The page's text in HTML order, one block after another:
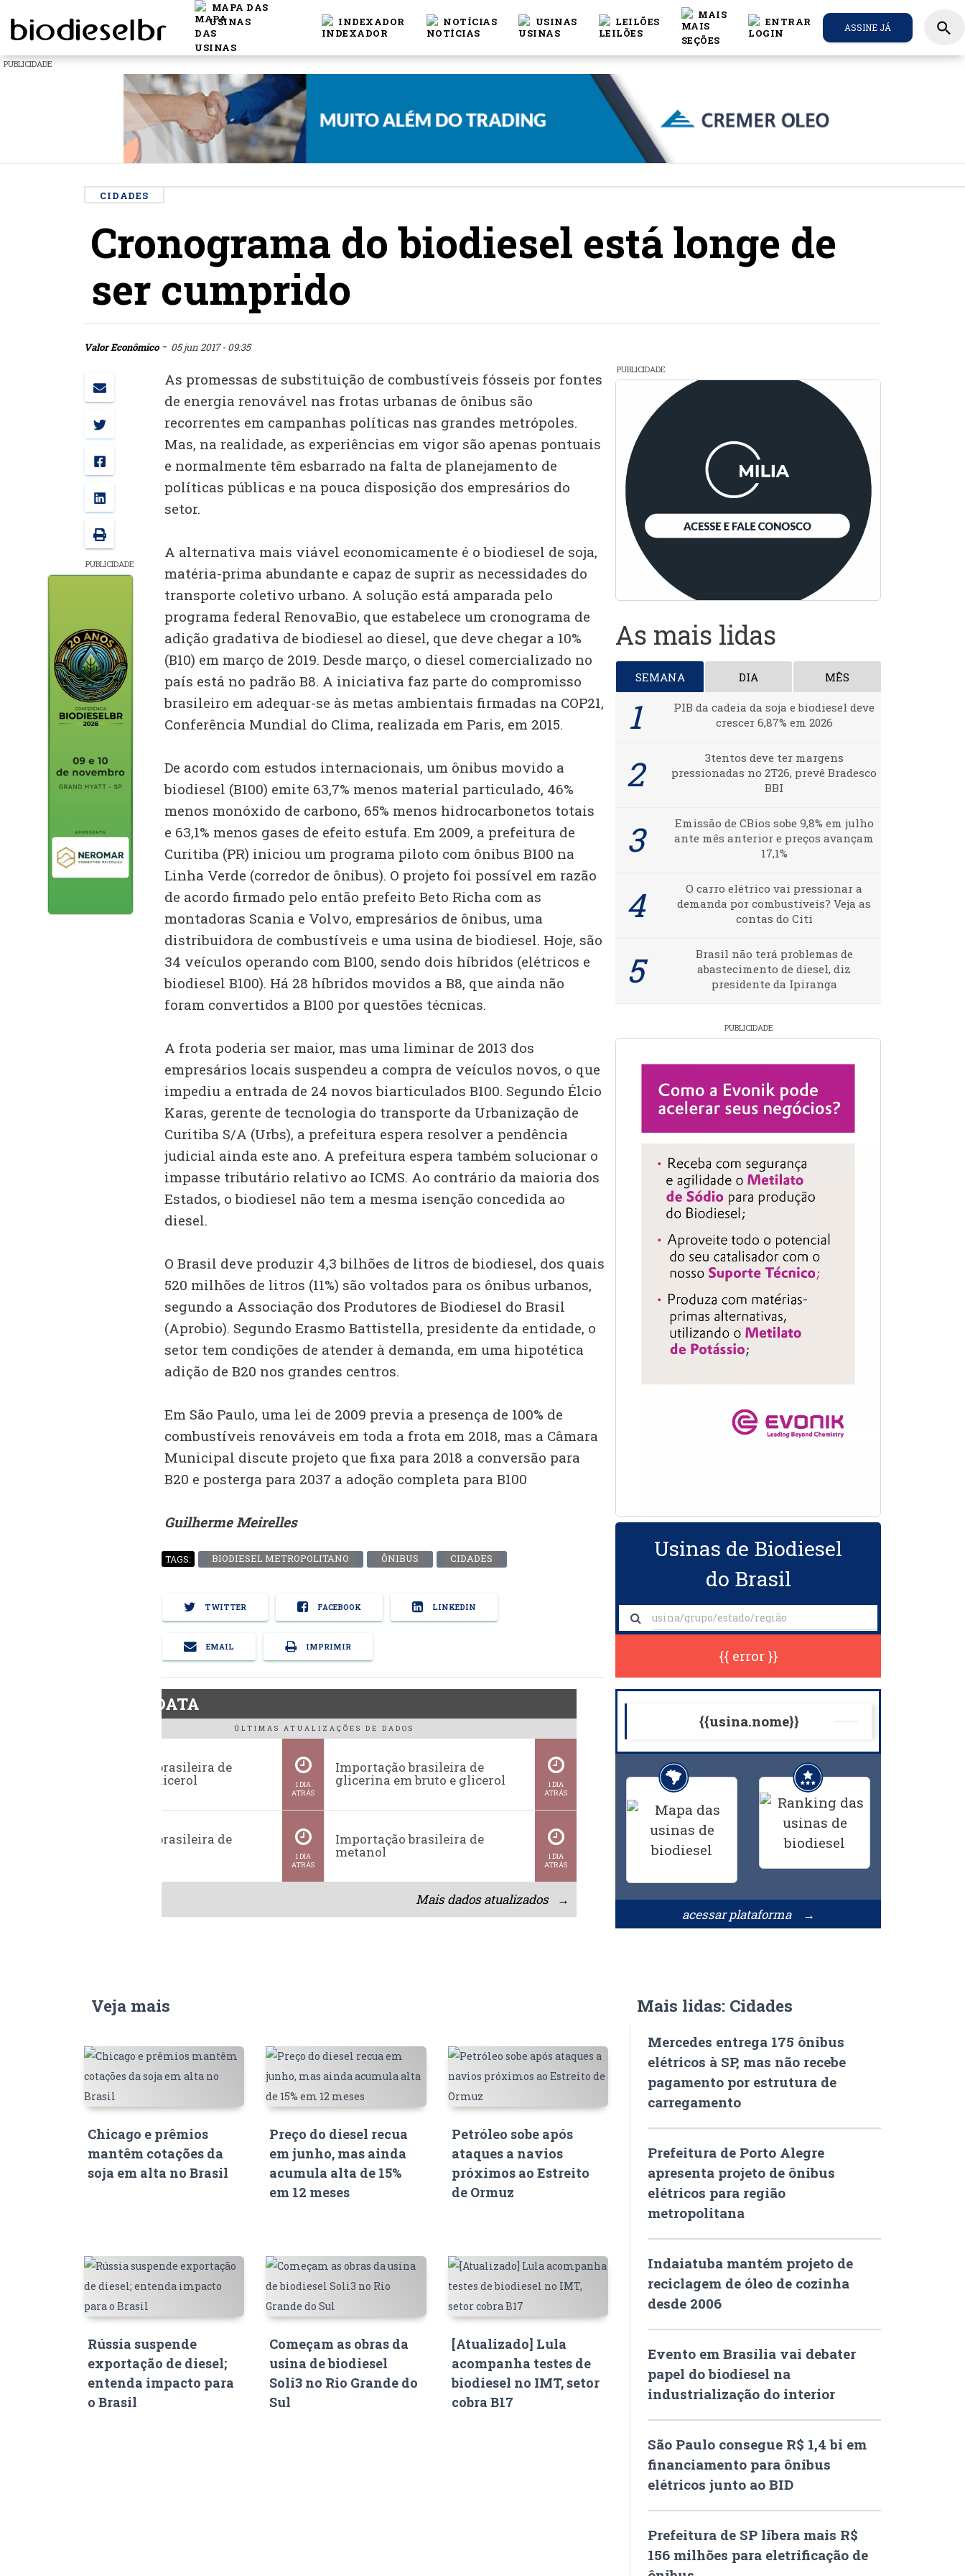
MAPA DAS
USINAS
INDEXADOR NOTÍCIAS USINAS LEILÕES
MAIS
ENTRAR ASSINE JÁ search
PUBLICIDADE
CIDADES
Cronograma do biodiesel está longe de
ser cumprido
Valor Econômico- 05 jun 2017 - 09:35
PUBLICIDADE
As promessas de substituição de combustíveis fósseis por fontes
de energia renovável nas frotas urbanas de ônibus são
recorrentes em campanhas políticas nas grandes metrópoles.
Mas, na realidade, as experiências em vigor são apenas pontuais
e normalmente têm esbarrado na falta de planejamento de
políticas públicas e na pouca disposição dos empresários do
setor.
A alternativa mais viável economicamente é o biodiesel de soja,
matéria-prima abundante e capaz de suprir as necessidades do
transporte coletivo urbano. A solução está amparada pelo
programa federal RenovaBio, que estabelece um cronograma de
adição gradativa de biodiesel ao diesel, que deve chegar a 10%
(B10) em março de 2019. Desde março, o diesel comercializado no
país está no padrão B8. A iniciativa faz parte do compromisso
brasileiro em adequar-se às metas ambientais firmadas na COP21,
Conferência Mundial do Clima, realizada em Paris, em 2015.
De acordo com estudos internacionais, um ônibus movido a
biodiesel (B100) emite 63,7% menos material particulado, 46%
menos monóxido de carbono, 65% menos hidrocarbonetos totais
e 63,1% menos gases de efeito estufa. Em 2009, a prefeitura de
Curitiba (PR) iniciou um programa piloto com ônibus B100 na
Linha Verde (corredor de ônibus). O projeto foi possível em razão
de acordo firmado pelo então prefeito Beto Richa com as
montadoras Scania e Volvo, empresários de ônibus, uma
distribuidora de combustíveis e uma usina de biodiesel. Hoje, são
34 veículos operando com B100, sendo dois híbridos (elétricos e
biodiesel B100). Há 28 híbridos movidos a B8, que ainda não
foram convertidos a B100 por questões técnicas.
A frota poderia ser maior, mas uma liminar de 2013 dos
empresários locais suspendeu a compra de veículos novos, o que
impediu a entrada de 24 novos biarticulados B100. Segundo Élcio
Karas, gerente de tecnologia do transporte da Urbanização de
Curitiba S/A (Urbs), a prefeitura espera resolver a pendência
judicial ainda este ano. A prefeitura espera também solucionar o
impasse tributário relativo ao ICMS. Ao contrário da maioria dos
Estados, o biodiesel não tem a mesma isenção concedida ao
diesel.
O Brasil deve produzir 4,3 bilhões de litros de biodiesel, dos quais
520 milhões de litros (11%) são voltados para os ônibus urbanos,
segundo a Associação dos Produtores de Biodiesel do Brasil
(Aprobio). Segundo Erasmo Battistella, presidente da entidade, o
setor tem condições de atender à demanda, em uma hipotética
adição de B20 nos grandes centros.
Em São Paulo, uma lei de 2009 previa a presença de 100% de
combustíveis renováveis em toda a frota em 2018, mas a Câmara
Municipal discute projeto que fixa para 2018 a conversão para
B20 e posterga para 2037 a adoção completa para B100
Guilherme Meirelles
TAGS: BIODIESEL METROPOLITANO ÔNIBUS CIDADES
TWITTER FACEBOOK LINKEDIN
EMAIL IMPRIMIR
BiodieselDATA
ÚLTIMAS ATUALIZAÇÕES DE DADOS
Exportação brasileira de
glicerina e glicerol
1 DIA
ATRÁS
Importação brasileira de
glicerina em bruto e glicerol
1 DIA
ATRÁS
Exportação brasileira de
1 DIA
ATRÁS
Importação brasileira de
metanol
1 DIA
ATRÁS
Mais dados atualizados →
PUBLICIDADE
As mais lidas
SEMANA DIA MÊS
PIB da cadeia da soja e biodiesel deve
crescer 6,87% em 2026
3tentos deve ter margens
pressionadas no 2T26, prevê Bradesco
BBI
Emissão de CBios sobe 9,8% em julho
ante mês anterior e preços avançam
17,1%
O carro elétrico vai pressionar a
demanda por combustíveis? Veja as
contas do Citi
Brasil não terá problemas de
abastecimento de diesel, diz
presidente da Ipiranga
PUBLICIDADE
Usinas de Biodiesel
do Brasil
{{ error }}
{{usina.nome}}
acessar plataforma →
Veja mais
Chicago e prêmios
mantêm cotações da
soja em alta no Brasil
Preço do diesel recua
em junho, mas ainda
acumula alta de 15%
em 12 meses
Petróleo sobe após
ataques a navios
próximos ao Estreito
de Ormuz
Rússia suspende
exportação de diesel;
entenda impacto para
o Brasil
Começam as obras da
usina de biodiesel
Soli3 no Rio Grande do
Sul
[Atualizado] Lula
acompanha testes de
biodiesel no IMT, setor
cobra B17
Mais lidas: Cidades
Mercedes entrega 175 ônibus
elétricos à SP, mas não recebe
pagamento por estrutura de
carregamento
Prefeitura de Porto Alegre
apresenta projeto de ônibus
elétricos para região
metropolitana
Indaiatuba mantém projeto de
reciclagem de óleo de cozinha
desde 2006
Evento em Brasília vai debater
papel do biodiesel na
industrialização do interior
São Paulo consegue R$ 1,4 bi em
financiamento para ônibus
elétricos junto ao BID
Prefeitura de SP libera mais R$
156 milhões para eletrificação de